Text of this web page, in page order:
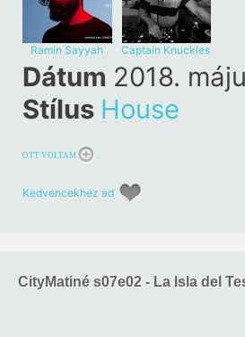
Ramin Sayyah Captain Knuckles
Dátum 2018.
Stílus House
OTT VOLTAM
Kedvencekhez ad
CityMatiné s07e02 - La Isla del